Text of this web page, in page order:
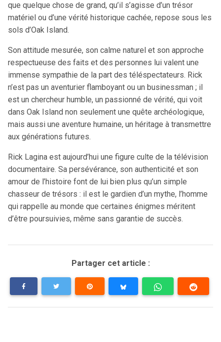
que quelque chose de grand, qu’il s’agisse d’un trésor
matériel ou d’une vérité historique cachée, repose sous les
sols d’Oak Island.
Son attitude mesurée, son calme naturel et son approche
respectueuse des faits et des personnes lui valent une
immense sympathie de la part des téléspectateurs. Rick
n’est pas un aventurier flamboyant ou un businessman ; il
est un chercheur humble, un passionné de vérité, qui voit
dans Oak Island non seulement une quête archéologique,
mais aussi une aventure humaine, un héritage à transmettre
aux générations futures.
Rick Lagina est aujourd’hui une figure culte de la télévision
documentaire. Sa persévérance, son authenticité et son
amour de l’histoire font de lui bien plus qu’un simple
chasseur de trésors : il est le gardien d’un mythe, l’homme
qui rappelle au monde que certaines énigmes méritent
d’être poursuivies, même sans garantie de succès.
Partager cet article :